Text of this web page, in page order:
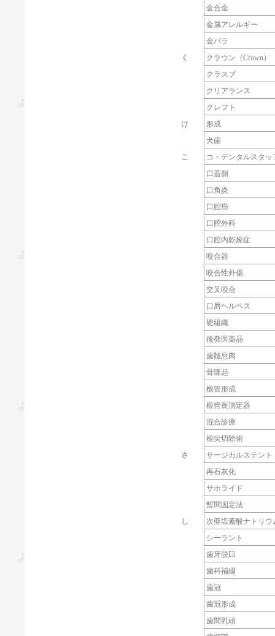
金合金
金属アレルギー
金パラ
く
クラウン（Crown）
クラスプ
クリアランス
クレフト
け
形成
犬歯
こ
コ・デンタルスタッ
口蓋側
口角炎
口腔癌
口腔外科
口腔内乾燥症
咬合器
咬合性外傷
交叉咬合
口唇ヘルペス
硬組織
後発医薬品
歯髄息肉
骨隆起
根管形成
根管長測定器
混合診療
根尖切除術
さ
サージカルステント
再石灰化
サホライド
暫間固定法
し
次亜塩素酸ナトリウ
シーラント
歯牙脱臼
歯科補綴
歯冠
歯冠形成
歯間乳頭